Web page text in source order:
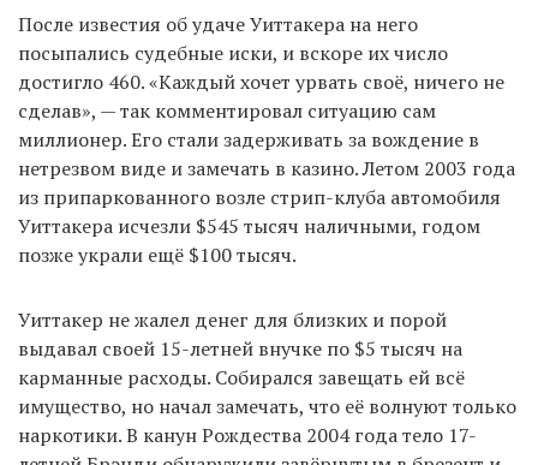
После известия об удаче Уиттакера на него
посыпались судебные иски, и вскоре их число
достигло 460. «Каждый хочет урвать своё, ничего не
сделав», — так комментировал ситуацию сам
миллионер. Его стали задерживать за вождение в
нетрезвом виде и замечать в казино. Летом 2003 года
из припаркованного возле стрип-клуба автомобиля
Уиттакера исчезли $545 тысяч наличными, годом
позже украли ещё $100 тысяч.
Уиттакер не жалел денег для близких и порой
выдавал своей 15-летней внучке по $5 тысяч на
карманные расходы. Собирался завещать ей всё
имущество, но начал замечать, что её волнуют только
наркотики. В канун Рождества 2004 года тело 17-